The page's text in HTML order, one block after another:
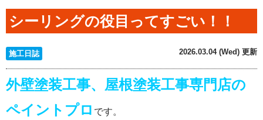
シーリングの役目ってすごい！！
施工日誌 2026.03.04 (Wed) 更新
外壁塗装工事、屋根塗装工事専門店の
ペイントプロ です。